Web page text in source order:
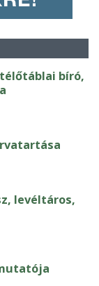
bíró,
levéltáros,